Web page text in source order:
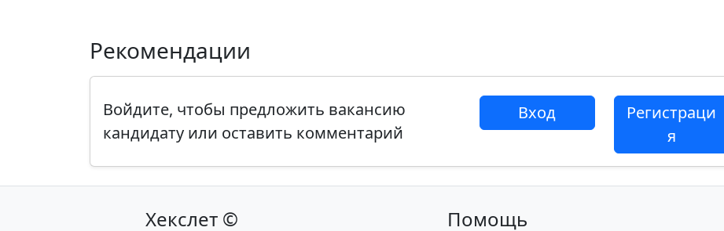
Рекомендации
Войдите, чтобы предложить вакансию
кандидату или оставить комментарий
Вход
Регистраци
я
Хекслет © Помощь